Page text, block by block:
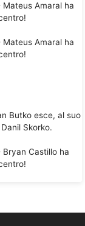
Mateus Amaral ha
Mateus Amaral ha
Butko esce, al suo
Skorko.
Bryan Castillo ha